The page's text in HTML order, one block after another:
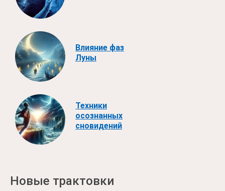
Влияние фаз
Луны
Техники
осознанных
сновидений
Новые трактовки